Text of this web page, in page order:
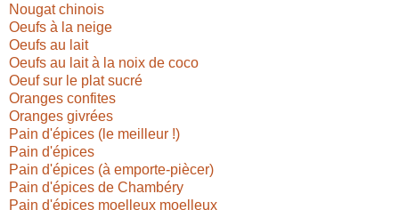
Nougat chinois
Oeufs à la neige
Oeufs au lait
Oeufs au lait à la noix de coco
Oeuf sur le plat sucré
Oranges confites
Oranges givrées
Pain d'épices (le meilleur !)
Pain d'épices
Pain d'épices (à emporte-piècer)
Pain d'épices de Chambéry
Pain d'épices moelleux moelleux